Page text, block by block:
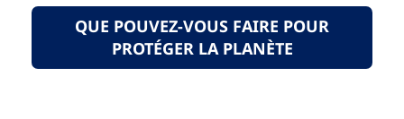
QUE POUVEZ-VOUS FAIRE POUR
PROTÉGER LA PLANÈTE